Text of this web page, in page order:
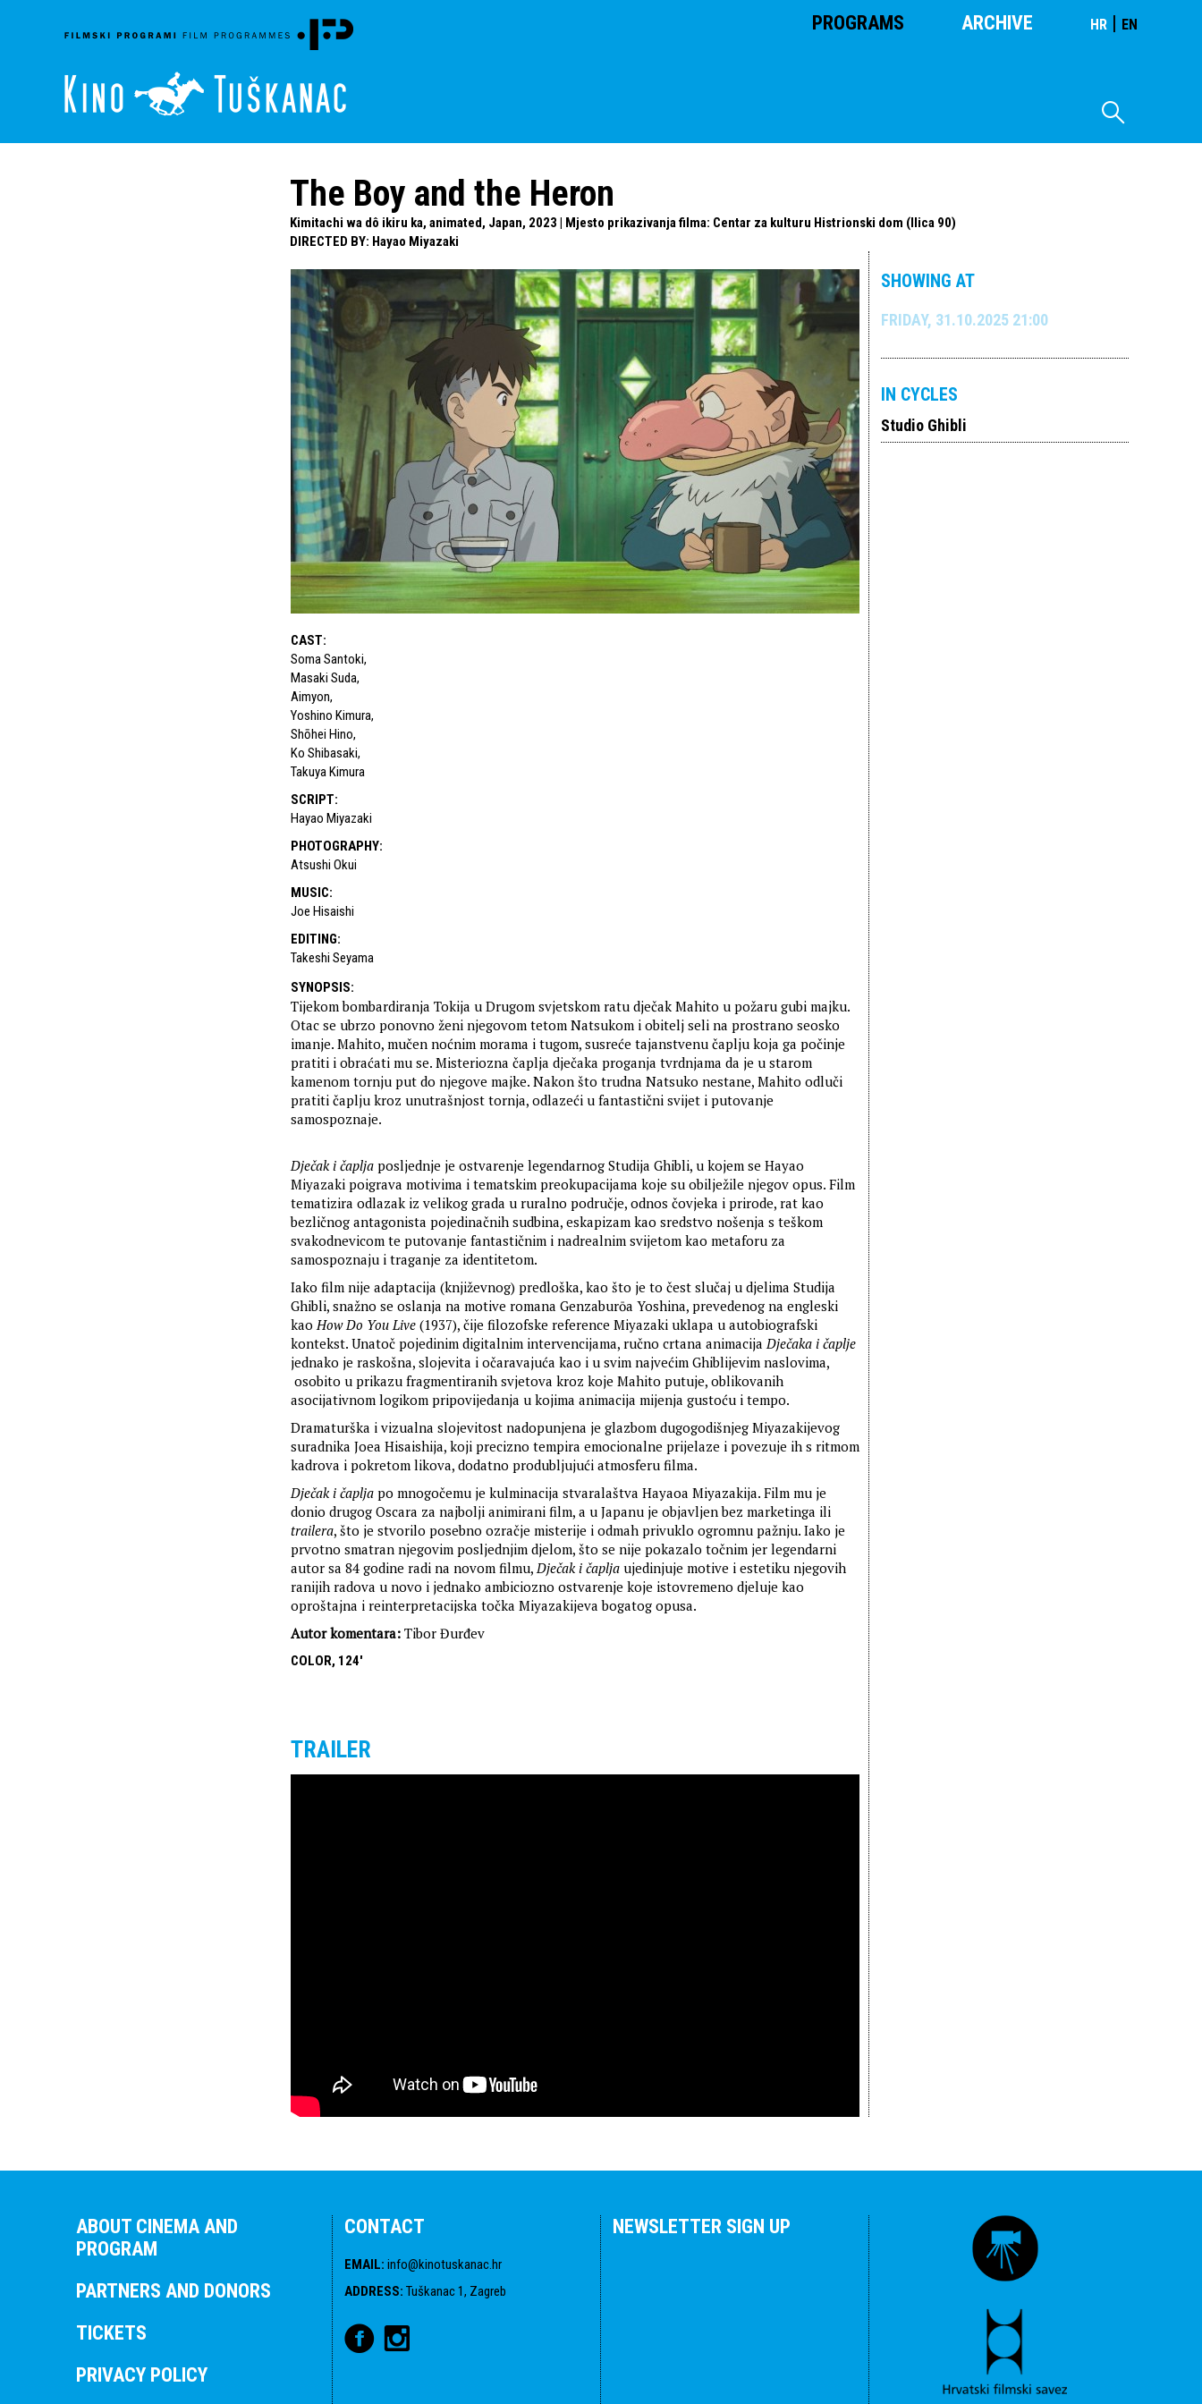
PROGRAMS ARCHIVE HR | EN
The Boy and the Heron
Kimitachi wa dô ikiru ka, animated, Japan, 2023 | Mjesto prikazivanja filma: Centar za kulturu Histrionski dom (Ilica 90)
DIRECTED BY: Hayao Miyazaki
CAST:
Soma Santoki,
Masaki Suda,
Aimyon,
Yoshino Kimura,
Shōhei Hino,
Ko Shibasaki,
Takuya Kimura
SCRIPT:
Hayao Miyazaki
PHOTOGRAPHY:
Atsushi Okui
MUSIC:
Joe Hisaishi
EDITING:
Takeshi Seyama
SYNOPSIS:
Tijekom bombardiranja Tokija u Drugom svjetskom ratu dječak Mahito u požaru gubi majku.
Otac se ubrzo ponovno ženi njegovom tetom Natsukom i obitelj seli na prostrano seosko
imanje. Mahito, mučen noćnim morama i tugom, susreće tajanstvenu čaplju koja ga počinje
pratiti i obraćati mu se. Misteriozna čaplja dječaka proganja tvrdnjama da je u starom
kamenom tornju put do njegove majke. Nakon što trudna Natsuko nestane, Mahito odluči
pratiti čaplju kroz unutrašnjost tornja, odlazeći u fantastični svijet i putovanje
samospoznaje.
Dječak i čaplja posljednje je ostvarenje legendarnog Studija Ghibli, u kojem se Hayao
Miyazaki poigrava motivima i tematskim preokupacijama koje su obilježile njegov opus. Film
tematizira odlazak iz velikog grada u ruralno područje, odnos čovjeka i prirode, rat kao
bezličnog antagonista pojedinačnih sudbina, eskapizam kao sredstvo nošenja s teškom
svakodnevicom te putovanje fantastičnim i nadrealnim svijetom kao metaforu za
samospoznaju i traganje za identitetom.
Iako film nije adaptacija (književnog) predloška, kao što je to čest slučaj u djelima Studija
Ghibli, snažno se oslanja na motive romana Genzaburōa Yoshina, prevedenog na engleski
kaoHow Do You Live (1937), čije filozofske reference Miyazaki uklapa u autobiografski
kontekst. Unatoč pojedinim digitalnim intervencijama, ručno crtana animacijaDječaka i čaplje
jednako je raskošna, slojevita i očaravajuća kao i u svim najvećim Ghiblijevim naslovima,
osobito u prikazu fragmentiranih svjetova kroz koje Mahito putuje, oblikovanih
asocijativnom logikom pripovijedanja u kojima animacija mijenja gustoću i tempo.
Dramaturška i vizualna slojevitost nadopunjena je glazbom dugogodišnjeg Miyazakijevog
suradnika Joea Hisaishija, koji precizno tempira emocionalne prijelaze i povezuje ih s ritmom
kadrova i pokretom likova, dodatno produbljujući atmosferu filma.
Dječak i čaplja po mnogočemu je kulminacija stvaralaštva Hayaoa Miyazakija. Film mu je
donio drugog Oscara za najbolji animirani film, a u Japanu je objavljen bez marketinga ili
trailera, što je stvorilo posebno ozračje misterije i odmah privuklo ogromnu pažnju. Iako je
prvotno smatran njegovim posljednjim djelom, što se nije pokazalo točnim jer legendarni
autor sa 84 godine radi na novom filmu,Dječak i čaplja ujedinjuje motive i estetiku njegovih
ranijih radova u novo i jednako ambiciozno ostvarenje koje istovremeno djeluje kao
oproštajna i reinterpretacijska točka Miyazakijeva bogatog opusa.
Autor komentara: Tibor Đurđev
COLOR, 124'
TRAILER
SHOWING AT
FRIDAY, 31.10.2025 21:00
IN CYCLES
Studio Ghibli
ABOUT CINEMA AND
PROGRAM
PARTNERS AND DONORS
TICKETS
PRIVACY POLICY
CONTACT
EMAIL: info@kinotuskanac.hr
ADDRESS: Tuškanac 1, Zagreb
NEWSLETTER SIGN UP